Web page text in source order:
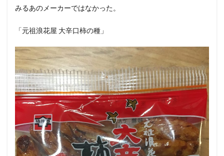
みるあのメーカーではなかった。
「元祖浪花屋 大辛口柿の種」